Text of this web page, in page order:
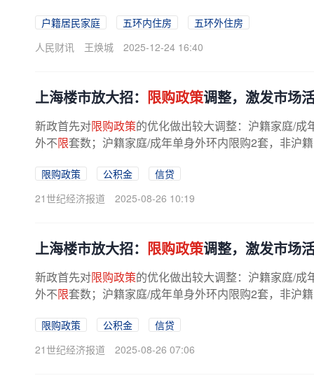
户籍居民家庭 五环内住房
五环外住房
人民财讯
王焕城 2025-12-24 16:40
上海楼市放大招： 限购政策调整，激发市场
新政首先对限购政策的优化做出较大调整：沪籍家庭/成
外不限套数；沪籍家庭/成年单身外环内限购2套，非沪
限购政策 公积金
信贷
21世纪经济报道
2025-08-26 10:19
上海楼市放大招： 限购政策调整，激发市场
新政首先对限购政策的优化做出较大调整：沪籍家庭/成
外不限套数；沪籍家庭/成年单身外环内限购2套，非沪
限购政策 公积金
信贷
21世纪经济报道
2025-08-26 07:06